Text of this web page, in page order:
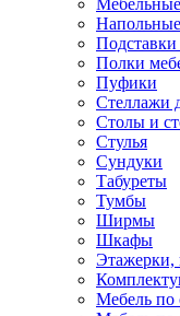
Полки
Пуфики
Стеллажи
Столы и
Стулья
Сундуки
Табуреты
Тумбы
Ширмы
Шкафы
Этажерки,
Мебель по